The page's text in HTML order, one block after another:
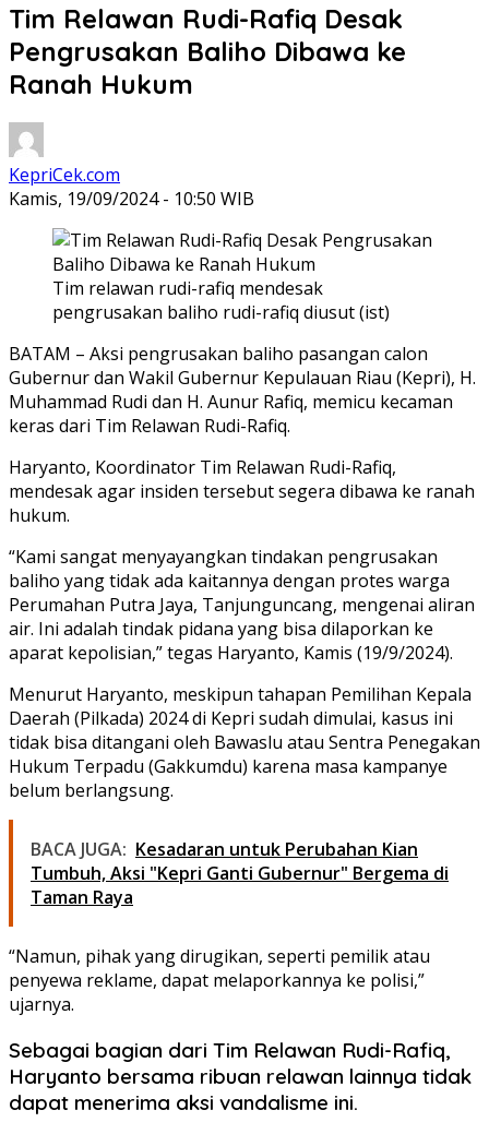
Tim Relawan Rudi-Rafiq Desak
Pengrusakan Baliho Dibawa ke
Ranah Hukum
KepriCek.com
Kamis, 19/09/2024 - 10:50 WIB
Tim relawan rudi-rafiq mendesak
pengrusakan baliho rudi-rafiq diusut (ist)
BATAM – Aksi pengrusakan baliho pasangan calon
Gubernur dan Wakil Gubernur Kepulauan Riau (Kepri), H.
Muhammad Rudi dan H. Aunur Rafiq, memicu kecaman
keras dari Tim Relawan Rudi-Rafiq.
Haryanto, Koordinator Tim Relawan Rudi-Rafiq,
mendesak agar insiden tersebut segera dibawa ke ranah
hukum.
“Kami sangat menyayangkan tindakan pengrusakan
baliho yang tidak ada kaitannya dengan protes warga
Perumahan Putra Jaya, Tanjunguncang, mengenai aliran
air. Ini adalah tindak pidana yang bisa dilaporkan ke
aparat kepolisian,” tegas Haryanto, Kamis (19/9/2024).
Menurut Haryanto, meskipun tahapan Pemilihan Kepala
Daerah (Pilkada) 2024 di Kepri sudah dimulai, kasus ini
tidak bisa ditangani oleh Bawaslu atau Sentra Penegakan
Hukum Terpadu (Gakkumdu) karena masa kampanye
belum berlangsung.
BACA JUGA: Kesadaran untuk Perubahan Kian
Tumbuh, Aksi "Kepri Ganti Gubernur" Bergema di
Taman Raya
“Namun, pihak yang dirugikan, seperti pemilik atau
penyewa reklame, dapat melaporkannya ke polisi,”
ujarnya.
Sebagai bagian dari Tim Relawan Rudi-Rafiq,
Haryanto bersama ribuan relawan lainnya tidak
dapat menerima aksi vandalisme ini.